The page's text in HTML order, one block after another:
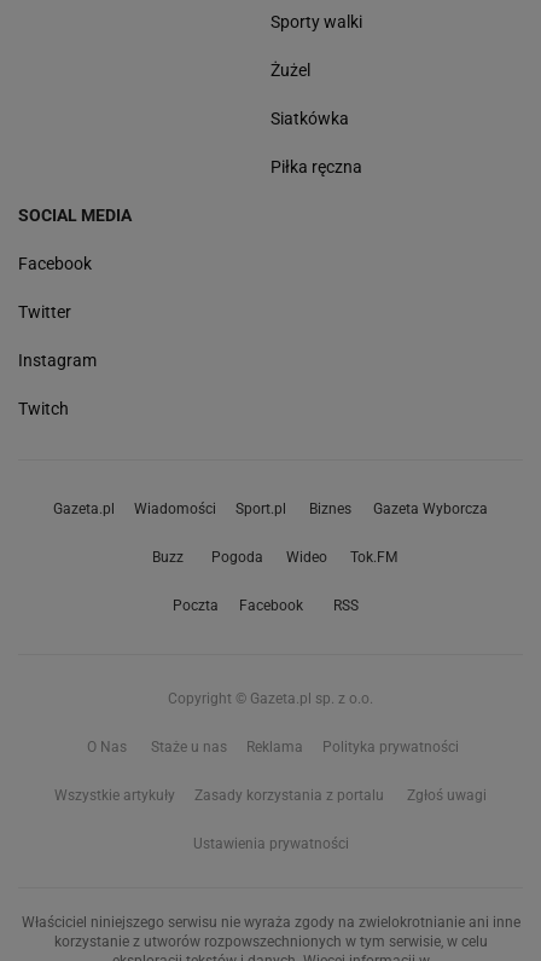
Sporty walki
Żużel
Siatkówka
Piłka ręczna
SOCIAL MEDIA
Facebook
Twitter
Instagram
Twitch
Gazeta.pl Wiadomości Sport.pl Biznes Gazeta Wyborcza
Buzz Pogoda Wideo Tok.FM
Poczta Facebook RSS
Copyright © Gazeta.pl sp. z o.o.
O Nas Staże u nas Reklama Polityka prywatności
Wszystkie artykuły Zasady korzystania z portalu Zgłoś uwagi
Ustawienia prywatności
Właściciel niniejszego serwisu nie wyraża zgody na zwielokrotnianie ani inne
korzystanie z utworów rozpowszechnionych w tym serwisie, w celu